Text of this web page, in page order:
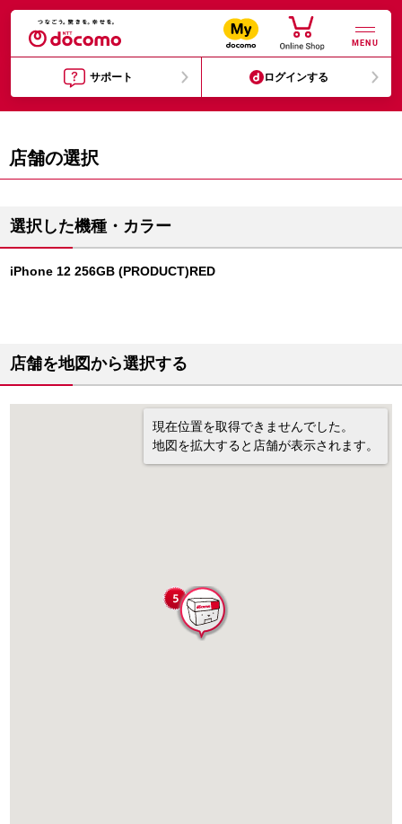
MENU
サポート ログインする
店舗の選択
選択した機種・カラー
iPhone 12 256GB (PRODUCT)RED
店舗を地図から選択する
現在位置を取得できませんでした。
地図を拡大すると店舗が表示されます。